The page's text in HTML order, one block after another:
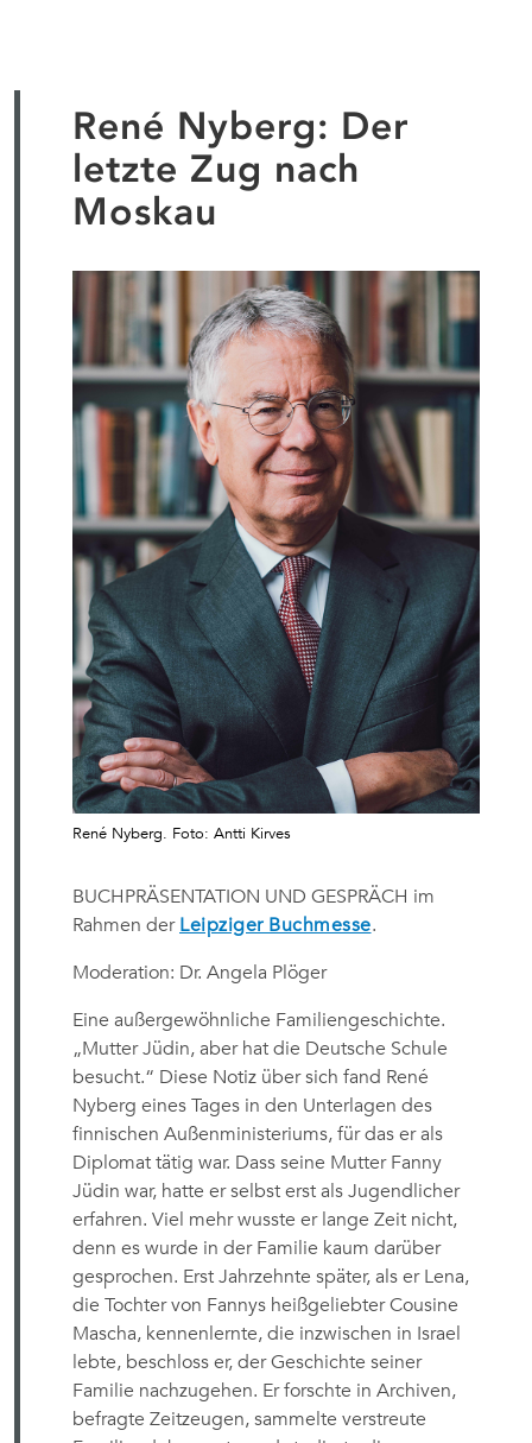
René Nyberg: Der
letzte Zug nach
Moskau
René Nyberg. Foto: Antti Kirves
BUCHPRÄSENTATION UND GESPRÄCH im
Rahmen der Leipziger Buchmesse.
Moderation: Dr. Angela Plöger
Eine außergewöhnliche Familiengeschichte.
„Mutter Jüdin, aber hat die Deutsche Schule
besucht.“ Diese Notiz über sich fand René
Nyberg eines Tages in den Unterlagen des
finnischen Außenministeriums, für das er als
Diplomat tätig war. Dass seine Mutter Fanny
Jüdin war, hatte er selbst erst als Jugendlicher
erfahren. Viel mehr wusste er lange Zeit nicht,
denn es wurde in der Familie kaum darüber
gesprochen. Erst Jahrzehnte später, als er Lena,
die Tochter von Fannys heißgeliebter Cousine
Mascha, kennenlernte, die inzwischen in Israel
lebte, beschloss er, der Geschichte seiner
Familie nachzugehen. Er forschte in Archiven,
befragte Zeitzeugen, sammelte verstreute